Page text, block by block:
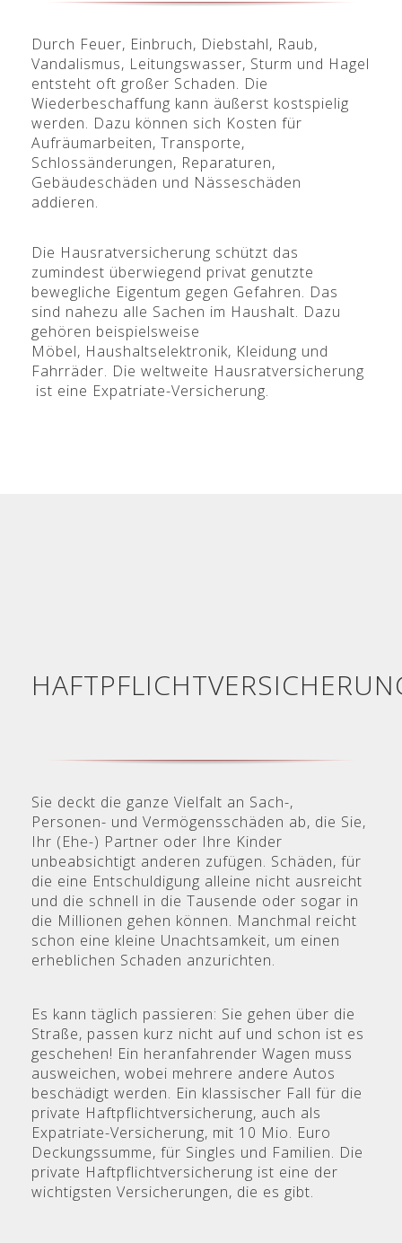
Durch Feuer, Einbruch, Diebstahl, Raub,
Vandalismus, Leitungswasser, Sturm und Hagel
entsteht oft großer Schaden. Die
Wiederbeschaffung kann äußerst kostspielig
werden. Dazu können sich Kosten für
Aufräumarbeiten, Transporte,
Schlossänderungen, Reparaturen,
Gebäudeschäden und Nässeschäden
addieren.
Die Hausratversicherung schützt das
zumindest überwiegend privat genutzte
bewegliche Eigentum gegen Gefahren. Das
sind nahezu alle Sachen im Haushalt. Dazu
gehören beispielsweise
Möbel, Haushaltselektronik, Kleidung und
Fahrräder. Die weltweite Hausratversicherung
ist eine Expatriate-Versicherung.
Sie deckt die ganze Vielfalt an Sach-,
Personen- und Vermögensschäden ab, die Sie,
Ihr (Ehe-) Partner oder Ihre Kinder
unbeabsichtigt anderen zufügen. Schäden, für
die eine Entschuldigung alleine nicht ausreicht
und die schnell in die Tausende oder sogar in
die Millionen gehen können. Manchmal reicht
schon eine kleine Unachtsamkeit, um einen
erheblichen Schaden anzurichten.
Es kann täglich passieren: Sie gehen über die
Straße, passen kurz nicht auf und schon ist es
geschehen! Ein heranfahrender Wagen muss
ausweichen, wobei mehrere andere Autos
beschädigt werden. Ein klassischer Fall für die
private Haftpflichtversicherung, auch als
Expatriate-Versicherung, mit 10 Mio. Euro
Deckungssumme, für Singles und Familien. Die
private Haftpflichtversicherung ist eine der
wichtigsten Versicherungen, die es gibt.